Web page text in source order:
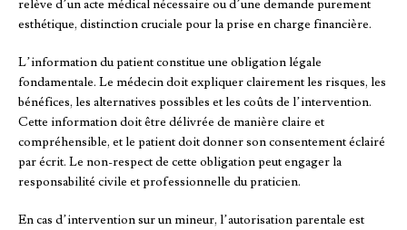
relève d’un acte médical nécessaire ou d’une demande purement
esthétique, distinction cruciale pour la prise en charge financière.
L’information du patient constitue une obligation légale
fondamentale. Le médecin doit expliquer clairement les risques, les
bénéfices, les alternatives possibles et les coûts de l’intervention.
Cette information doit être délivrée de manière claire et
compréhensible, et le patient doit donner son consentement éclairé
par écrit. Le non-respect de cette obligation peut engager la
responsabilité civile et professionnelle du praticien.
En cas d’intervention sur un mineur, l’autorisation parentale est